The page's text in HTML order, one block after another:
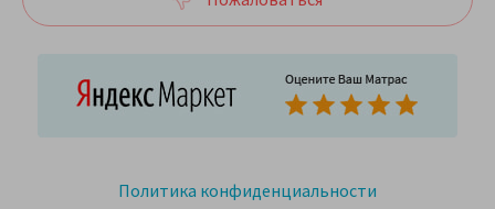
Политика конфиденциальности